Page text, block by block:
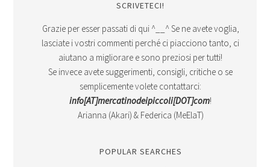
SCRIVETECI!
Grazie per esser passati di qui ^__^ Se ne avete voglia,
lasciate i vostri commenti perché ci piacciono tanto, ci
aiutano a migliorare e sono preziosi per tutti!
Se invece avete suggerimenti, consigli, critiche o se
semplicemente volete contattarci:
info[AT]mercatinodeipiccoli[DOT]com!
Arianna (Akari) & Federica (MeElaT)
POPULAR SEARCHES